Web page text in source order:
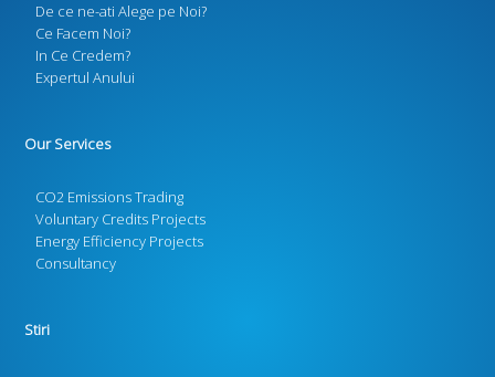
De ce ne-ati Alege pe Noi?
Ce Facem Noi?
In Ce Credem?
Expertul Anului
Our Services
CO2 Emissions Trading
Voluntary Credits Projects
Energy Efficiency Projects
Consultancy
Stiri